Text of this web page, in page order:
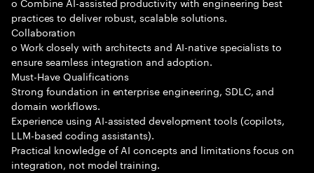
practices to deliver robust, scalable solutions.
Collaboration
o Work closely with architects and AI-native specialists to
ensure seamless integration and adoption.
Must-Have Qualifications
Strong foundation in enterprise engineering, SDLC, and
domain workflows.
Experience using AI-assisted development tools (copilots,
LLM-based coding assistants).
Practical knowledge of AI concepts and limitations focus on
integration, not model training.